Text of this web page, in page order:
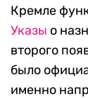
Кремле
Указы о
второго
было
именно